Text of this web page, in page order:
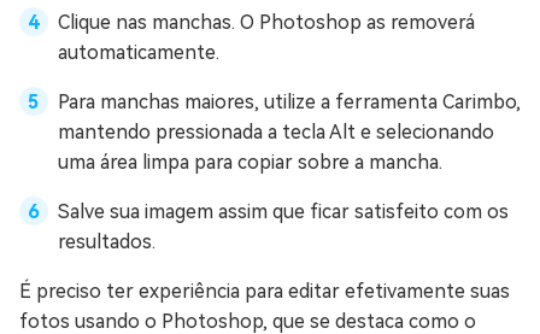
Clique nas manchas. O Photoshop as removerá
automaticamente.
Para manchas maiores, utilize a ferramenta Carimbo,
mantendo pressionada a tecla Alt e selecionando
uma área limpa para copiar sobre a mancha.
Salve sua imagem assim que ficar satisfeito com os
resultados.
É preciso ter experiência para editar efetivamente suas
fotos usando o Photoshop, que se destaca como o